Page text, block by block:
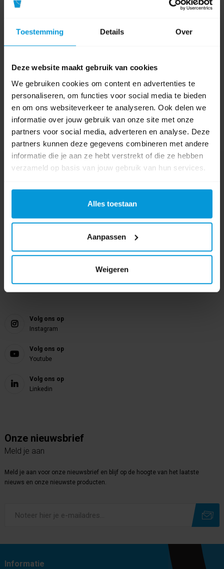
Toestemming Details Over
Deze website maakt gebruik van cookies
We gebruiken cookies om content en advertenties te
personaliseren, om functies voor social media te bieden
en om ons websiteverkeer te analyseren. Ook delen we
informatie over jouw gebruik van onze site met onze
partners voor social media, adverteren en analyse. Deze
partners kunnen deze gegevens combineren met andere
informatie die je aan ze hebt verstrekt of die ze hebben
verzameld op basis van jouw gebruik van hun services.
Alles toestaan
Aanpassen
Weigeren
Nog vragen?
6604 LZ Wijchen
Volg ons op
Instagram
Volg ons op
Youtube
Volg ons op
Linkedin
Onze nieuwsbrief
Meld je aan
Meld je aan voor onze nieuwsbrief en blijf op de hoogte van het laatste
nieuws en onze nieuwste producten.
Informatie